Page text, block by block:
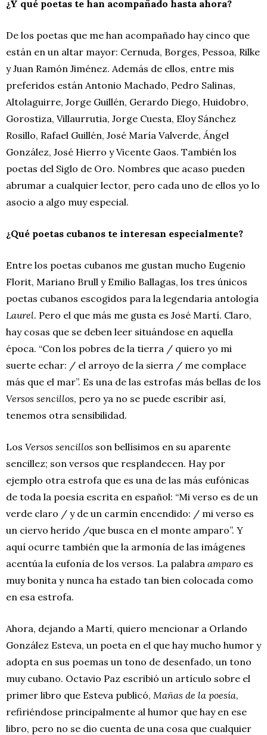
¿Y qué poetas te han acompañado hasta ahora?
De los poetas que me han acompañado hay cinco que
están en un altar mayor: Cernuda, Borges, Pessoa, Rilke
y Juan Ramón Jiménez. Además de ellos, entre mis
preferidos están Antonio Machado, Pedro Salinas,
Altolaguirre, Jorge Guillén, Gerardo Diego, Huidobro,
Gorostiza, Villaurrutia, Jorge Cuesta, Eloy Sánchez
Rosillo, Rafael Guillén, José María Valverde, Ángel
González, José Hierro y Vicente Gaos. También los
poetas del Siglo de Oro. Nombres que acaso pueden
abrumar a cualquier lector, pero cada uno de ellos yo lo
asocio a algo muy especial.
¿Qué poetas cubanos te interesan especialmente?
Entre los poetas cubanos me gustan mucho Eugenio
Florit, Mariano Brull y Emilio Ballagas, los tres únicos
poetas cubanos escogidos para la legendaria antología
Laurel. Pero el que más me gusta es José Martí. Claro,
hay cosas que se deben leer situándose en aquella
época. “Con los pobres de la tierra / quiero yo mi
suerte echar: / el arroyo de la sierra / me complace
más que el mar”. Es una de las estrofas más bellas de los
Versos sencillos, pero ya no se puede escribir así,
tenemos otra sensibilidad.
Los Versos sencillos son bellísimos en su aparente
sencillez; son versos que resplandecen. Hay por
ejemplo otra estrofa que es una de las más eufónicas
de toda la poesía escrita en español: “Mi verso es de un
verde claro / y de un carmín encendido: / mi verso es
un ciervo herido /que busca en el monte amparo”. Y
aquí ocurre también que la armonía de las imágenes
acentúa la eufonía de los versos. La palabra amparo es
muy bonita y nunca ha estado tan bien colocada como
en esa estrofa.
Ahora, dejando a Martí, quiero mencionar a Orlando
González Esteva, un poeta en el que hay mucho humor y
adopta en sus poemas un tono de desenfado, un tono
muy cubano. Octavio Paz escribió un artículo sobre el
primer libro que Esteva publicó, Mañas de la poesía,
refiriéndose principalmente al humor que hay en ese
libro, pero no se dio cuenta de una cosa que cualquier